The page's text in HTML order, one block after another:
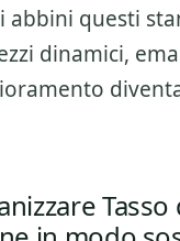
abbini questi
dinamici,
Tasso